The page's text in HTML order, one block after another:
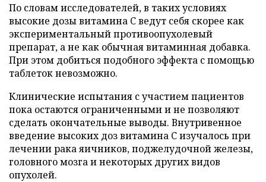
По словам исследователей, в таких условиях
высокие дозы витамина C ведут себя скорее как
экспериментальный противоопухолевый
препарат, а не как обычная витаминная добавка.
При этом добиться подобного эффекта с помощью
таблеток невозможно.
Клинические испытания с участием пациентов
пока остаются ограниченными и не позволяют
сделать окончательные выводы. Внутривенное
введение высоких доз витамина C изучалось при
лечении рака яичников, поджелудочной железы,
головного мозга и некоторых других видов
опухолей.